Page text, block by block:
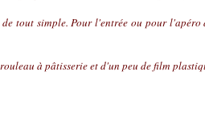
tout simple. Pour l'entrée ou pour
à pâtisserie et d'un peu de film